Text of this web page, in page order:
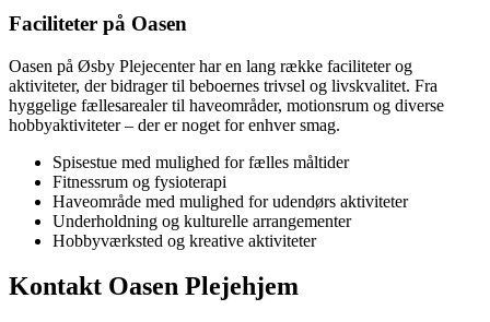
Faciliteter på Oasen
Oasen på Øsby Plejecenter har en lang række faciliteter og
aktiviteter, der bidrager til beboernes trivsel og livskvalitet. Fra
hyggelige fællesarealer til haveområder, motionsrum og diverse
hobbyaktiviteter – der er noget for enhver smag.
Spisestue med mulighed for fælles måltider
Fitnessrum og fysioterapi
Haveområde med mulighed for udendørs aktiviteter
Underholdning og kulturelle arrangementer
Hobbyværksted og kreative aktiviteter
Kontakt Oasen Plejehjem